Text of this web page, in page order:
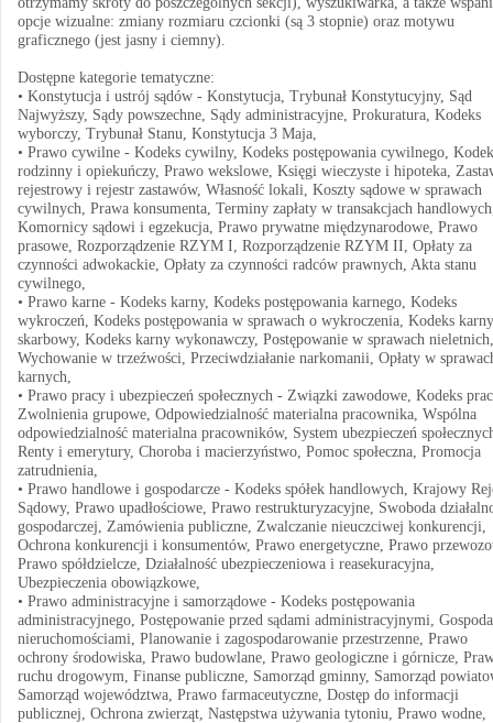
opcje wizualne: zmiany rozmiaru czcionki (są 3 stopnie) oraz motywu
graficznego (jest jasny i ciemny).
Dostępne kategorie tematyczne:
• Konstytucja i ustrój sądów - Konstytucja, Trybunał Konstytucyjny, Sąd
Najwyższy, Sądy powszechne, Sądy administracyjne, Prokuratura, Kodeks
wyborczy, Trybunał Stanu, Konstytucja 3 Maja,
• Prawo cywilne - Kodeks cywilny, Kodeks postępowania cywilnego,
rodzinny i opiekuńczy, Prawo wekslowe, Księgi wieczyste i hipoteka,
rejestrowy i rejestr zastawów, Własność lokali, Koszty sądowe w sprawach
cywilnych, Prawa konsumenta, Terminy zapłaty w transakcjach
Komornicy sądowi i egzekucja, Prawo prywatne międzynarodowe, Prawo
prasowe, Rozporządzenie RZYM I, Rozporządzenie RZYM II, Opłaty za
czynności adwokackie, Opłaty za czynności radców prawnych, Akta stanu
cywilnego,
• Prawo karne - Kodeks karny, Kodeks postępowania karnego, Kodeks
wykroczeń, Kodeks postępowania w sprawach o wykroczenia, Kodeks karny
skarbowy, Kodeks karny wykonawczy, Postępowanie w sprawach nieletnich,
Wychowanie w trzeźwości, Przeciwdziałanie narkomanii, Opłaty w
karnych,
• Prawo pracy i ubezpieczeń społecznych - Związki zawodowe, Kodeks
Zwolnienia grupowe, Odpowiedzialność materialna pracownika, Wspólna
odpowiedzialność materialna pracowników, System ubezpieczeń
Renty i emerytury, Choroba i macierzyństwo, Pomoc społeczna, Promocja
zatrudnienia,
• Prawo handlowe i gospodarcze - Kodeks spółek handlowych, Krajowy
Sądowy, Prawo upadłościowe, Prawo restrukturyzacyjne, Swoboda
gospodarczej, Zamówienia publiczne, Zwalczanie nieuczciwej konkurencji,
Ochrona konkurencji i konsumentów, Prawo energetyczne, Prawo
Prawo spółdzielcze, Działalność ubezpieczeniowa i reasekuracyjna,
Ubezpieczenia obowiązkowe,
• Prawo administracyjne i samorządowe - Kodeks postępowania
administracyjnego, Postępowanie przed sądami administracyjnymi,
nieruchomościami, Planowanie i zagospodarowanie przestrzenne, Prawo
ochrony środowiska, Prawo budowlane, Prawo geologiczne i górnicze,
ruchu drogowym, Finanse publiczne, Samorząd gminny, Samorząd
Samorząd województwa, Prawo farmaceutyczne, Dostęp do informacji
publicznej, Ochrona zwierząt, Następstwa używania tytoniu, Prawo wodne,